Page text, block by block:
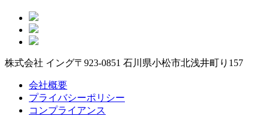
株式会社 イング〒923-0851 石川県小松市北浅井町り157
会社概要
プライバシーポリシー
コンプライアンス